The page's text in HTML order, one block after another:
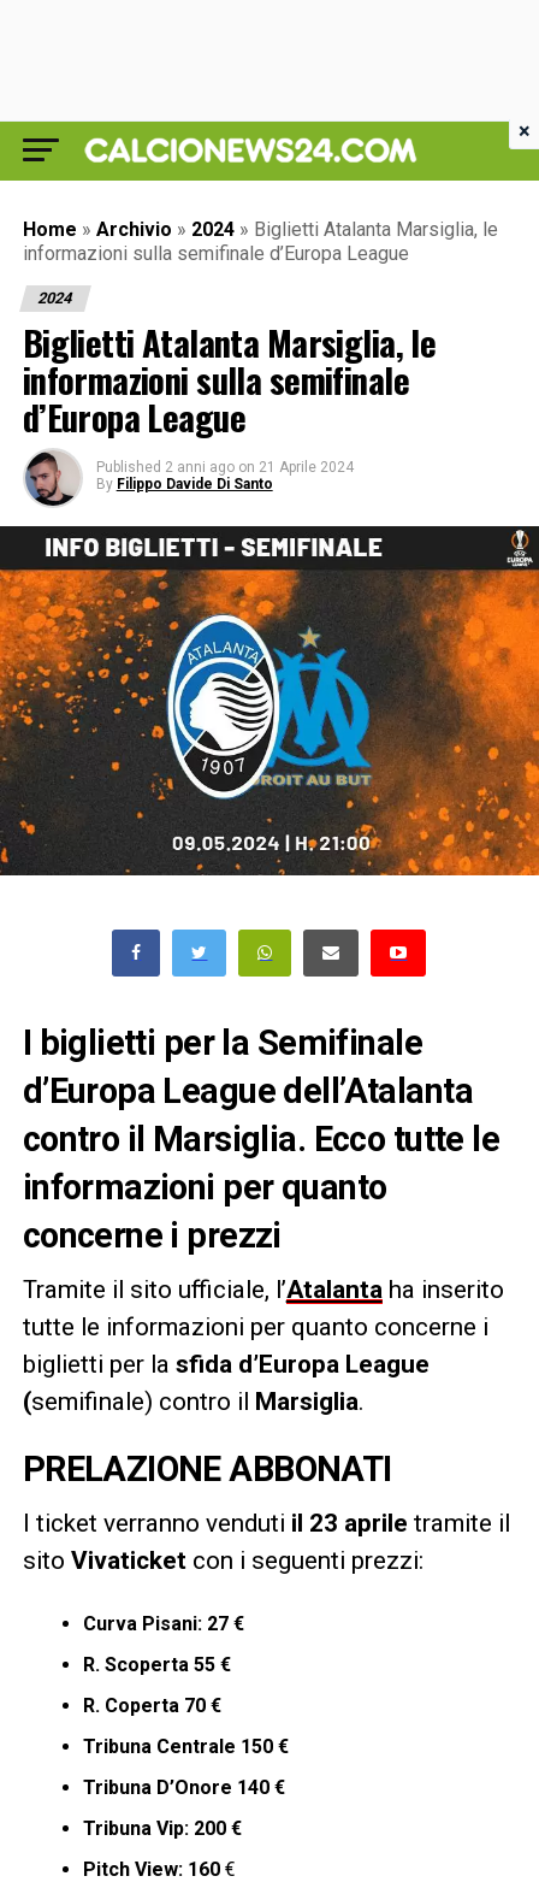
Home » Archivio » 2024 » Biglietti Atalanta Marsiglia, le
informazioni sulla semifinale d’Europa League
2024
Biglietti Atalanta Marsiglia, le
informazioni sulla semifinale
d’Europa League
Published 2 anni ago on 21 Aprile 2024
By Filippo Davide Di Santo
I biglietti per la Semifinale
d’Europa League dell’Atalanta
contro il Marsiglia. Ecco tutte le
informazioni per quanto
concerne i prezzi
Tramite il sito ufficiale, l’Atalanta ha inserito
tutte le informazioni per quanto concerne i
biglietti per la sfida d’Europa League
(semifinale) contro il Marsiglia.
PRELAZIONE ABBONATI
I ticket verranno venduti il 23 aprile tramite il
sito Vivaticket con i seguenti prezzi:
Curva Pisani: 27 €
R. Scoperta 55 €
R. Coperta 70 €
Tribuna Centrale 150 €
Tribuna D’Onore 140 €
Tribuna Vip: 200 €
Pitch View: 160 €
×